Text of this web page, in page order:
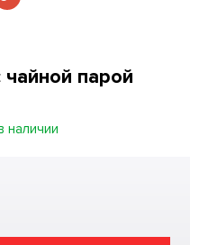
парой
наличии